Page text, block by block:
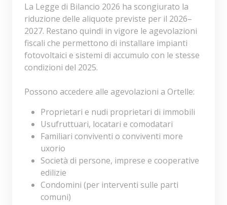
La Legge di Bilancio 2026 ha scongiurato la
riduzione delle aliquote previste per il 2026–
2027. Restano quindi in vigore le agevolazioni
fiscali che permettono di installare impianti
fotovoltaici e sistemi di accumulo con le stesse
condizioni del 2025.
Possono accedere alle agevolazioni a Ortelle:
Proprietari e nudi proprietari di immobili
Usufruttuari, locatari e comodatari
Familiari conviventi o conviventi more
uxorio
Società di persone, imprese e cooperative
edilizie
Condomini (per interventi sulle parti
comuni)